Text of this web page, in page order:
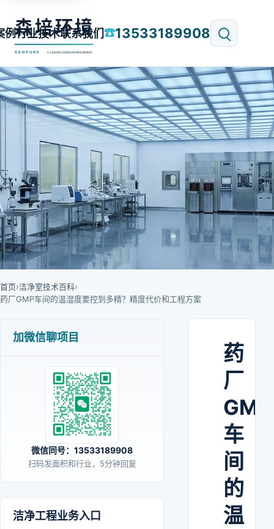
例行业技术联系我们☎13533189908
首页›洁净室技术百科›
药厂GMP车间的温湿度要控到多精？精度代价和工程方案
加微信聊项目
微信同号：13533189908
扫码发面积和行业，5分钟回复
洁净工程业务入口
药
厂
GMP
车
间
的
温